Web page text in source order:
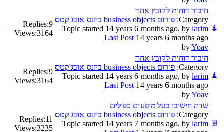
חיבור דוחות לקובץ אחד
Category: פורום business objects ביזנס אובג'קטס
Topic started 14 years 6 months ago, by larim
Last Post 14 years 6 months ago
byYoav
Replies:9
Views:3164
חיבור דוחות לקובץ אחד
Category: פורום business objects ביזנס אובג'קטס
Topic started 14 years 6 months ago, by larim
Last Post 14 years 6 months ago
byYoav
Replies:9
Views:3164
שדה חישובי בעל מופעים כפולים
Category: פורום business objects ביזנס אובג'קטס
Topic started 14 years 7 months ago, by larim
Replies:11
Views:3235